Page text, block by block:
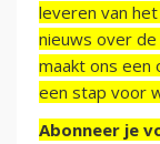
leveren van
nieuws over
maakt ons een
een stap voor
Abonneer je